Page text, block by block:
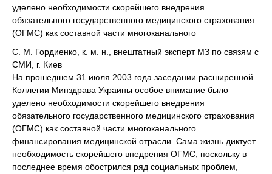
уделено необходимости скорейшего внедрения
обязательного государственного медицинского страхования
(ОГМС) как составной части многоканального
С. М. Гордиенко, к. м. н., внештатный эксперт МЗ по связям с
СМИ, г. Киев
На прошедшем 31 июля 2003 года заседании расширенной
Коллегии Минздрава Украины особое внимание было
уделено необходимости скорейшего внедрения
обязательного государственного медицинского страхования
(ОГМС) как составной части многоканального
финансирования медицинской отрасли. Сама жизнь диктует
необходимость скорейшего внедрения ОГМС, поскольку в
последнее время обострился ряд социальных проблем,